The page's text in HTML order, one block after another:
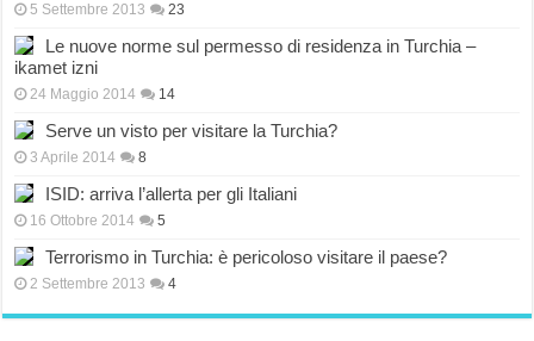
5 Settembre 2013 23
Le nuove norme sul permesso di residenza in Turchia –
ikamet izni
24 Maggio 2014 14
Serve un visto per visitare la Turchia?
3 Aprile 2014 8
ISID: arriva l’allerta per gli Italiani
16 Ottobre 2014 5
Terrorismo in Turchia: è pericoloso visitare il paese?
2 Settembre 2013 4